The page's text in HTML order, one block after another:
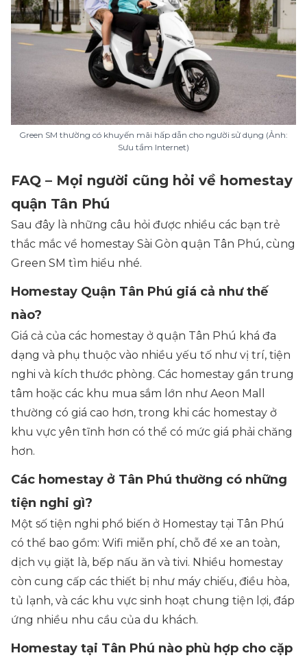
Green SM thường có khuyến mãi hấp dẫn cho người sử dụng (Ảnh:
Sưu tầm Internet)
FAQ – Mọi người cũng hỏi về homestay
quận Tân Phú
Sau đây là những câu hỏi được nhiều các bạn trẻ
thắc mắc về homestay Sài Gòn quận Tân Phú, cùng
Green SM tìm hiểu nhé.
Homestay Quận Tân Phú giá cả như thế
nào?
Giá cả của các homestay ở quận Tân Phú khá đa
dạng và phụ thuộc vào nhiều yếu tố như vị trí, tiện
nghi và kích thước phòng. Các homestay gần trung
tâm hoặc các khu mua sắm lớn như Aeon Mall
thường có giá cao hơn, trong khi các homestay ở
khu vực yên tĩnh hơn có thể có mức giá phải chăng
hơn.
Các homestay ở Tân Phú thường có những
tiện nghi gì?
Một số tiện nghi phổ biến ở Homestay tại Tân Phú
có thể bao gồm: Wifi miễn phí, chỗ để xe an toàn,
dịch vụ giặt là, bếp nấu ăn và tivi. Nhiều homestay
còn cung cấp các thiết bị như máy chiếu, điều hòa,
tủ lạnh, và các khu vực sinh hoạt chung tiện lợi, đáp
ứng nhiều nhu cầu của du khách.
Homestay tại Tân Phú nào phù hợp cho cặp